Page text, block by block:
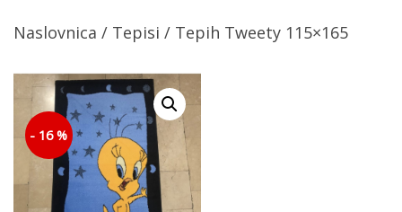
Naslovnica / Tepisi / Tepih Tweety 115×165
- 16 %